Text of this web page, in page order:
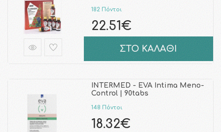
182 Πόντοι
22.51€
ΣΤΟ ΚΑΛΑΘΙ
INTERMED - EVA Intima Meno-
Control | 90tabs
148 Πόντοι
18.32€